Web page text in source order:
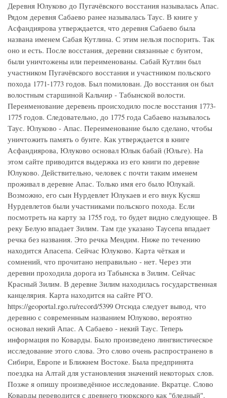
Деревня Юлуково до Пугачёвского восстания называлась Апас.
Рядом деревня Сабаево ранее называлась Таус. В книге у
Асфандиярова утверждается, что деревня Сабаево была
названа именем Сабая Кутлина. С этим нельзя поспорить. Так
оно и есть. После восстания, деревни связанные с бунтом,
были уничтожены или переименованы. Сабай Кутлин был
участником Пугачёвского восстания и участником польского
похода 1771-1773 годов. Был помилован. До восстания он был
волостным старшиной Кальчир - Табынской волости.
Переименование деревень происходило после восстания 1773-
1775 годов. Следовательно, до 1775 года Сабаево называлось
Таус. Юлуково - Апас. Переименование было сделано, чтобы
уничтожить память о бунте. Как утверждается в книге
Асфандиярова, Юлуково основал Юлык бабай (Юльге). На
этом сайте приводится выдержка из его книги по деревне
Юлуково. Действительно, человек с почти таким именем
проживал в деревне Апас. Только имя его было Юлукай.
Возможно, его сын Нурдевлет Юлукаев и его внук Кусяш
Нурдевлетов были участниками польского похода. Если
посмотреть на карту за 1755 год, то будет видно следующее. В
реку Белую впадает Зилим. Там где указано Таусепа впадает
речка без названия. Это речка Мендим. Ниже по течению
находится Апасепа. Сейчас Юлуково. Карта чёткая и
сомнений, что прочитано неправильно - нет. Через эти
деревни проходила дорога из Табынска в Зилим. Сейчас
Красный Зилим. В деревне Зилим находилась государственная
канцелярия. Карта находится на сайте РГО.
https://geoportal.rgo.ru/record/5399 Отсюда следует вывод, что
деревню с современным названием Юлуково, вероятно
основал некий Апас. А Сабаево - некий Таус. Теперь
информация по Коварды. Было произведено лингвистическое
исследование этого слова. Это слово очень распространено в
Сибири, Европе и Ближнем Востоке. Была предпринята
поездка на Алтай для установления значений некоторых слов.
Позже я опишу произведённое исследование. Вкратце. Слово
Коварды переводится с древнего тюркского как "бледный".